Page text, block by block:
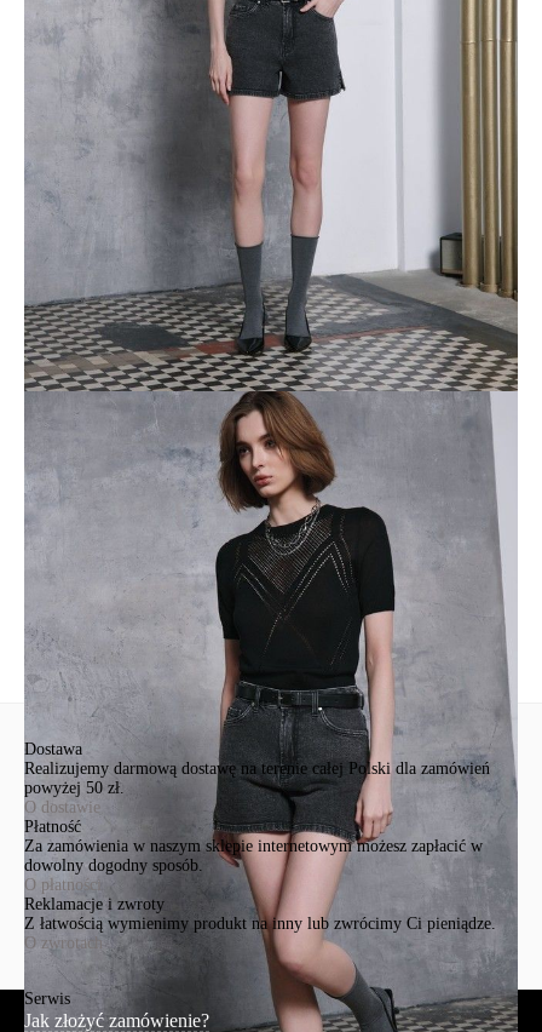
• абсолютный комфорт даже в жаркий день.
Рост 170: длина по внутреннему шву 10 см
Обратите внимание: джинсы, имеющие в составе ткани 1-2%
эластана, устойчивы к многочисленным стиркам, прочные,
удобные, хорошо садятся по фигуре. При носке ткань может
растягиваться, но после стирки джинсы принимают
первоначальный размер и форму.
Дата изготовления: 2023 год
Срок годности не ограничен.
Импортер в Республику Беларусь: СООО" Конте Спа", Республика
Беларусь, 230026, г. Гродно, ул. Победы, 30
Изготовитель: Firemount Textiles Ltd, Республика Маврикий,
EstateRoad, Goodlands, Mauritius
SKU1011020180020962
Skład
хлопок 98%, эластан 2%
Udostępnij produkt
Podmiot odpowiedzialny
EuroTrade Tex Sp z o.o.
Św. Teresy 91
91-341, Łódź, Polska
+48 500-503-636
info@conteshop.pl
Ten produkt nie ma pytań Możesz zadać pytanie, klikając przycisk
poniżej
Zadaj pytanie
Nowe pytanie
Wyślij
Dostawa
Realizujemy darmową dostawę na terenie całej Polski dla zamówień
powyżej 50 zł.
O dostawie
Płatność
Za zamówienia w naszym sklepie internetowym możesz zapłacić w
dowolny dogodny sposób.
O płatności
Reklamacje i zwroty
Z łatwością wymienimy produkt na inny lub zwrócimy Ci pieniądze.
O zwrotach
Serwis
Jak złożyć zamówienie?